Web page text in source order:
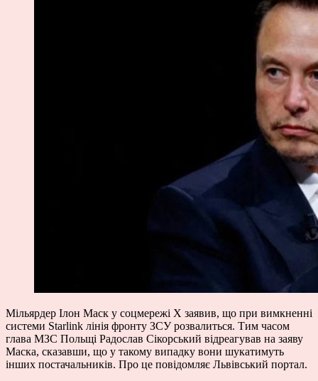
Мільярдер Ілон Маск у соцмережі X заявив, що при вимкненні
системи Starlink лінія фронту ЗСУ розвалиться. Тим часом
глава МЗС Польщі Радослав Сікорський відреагував на заяву
Маска, сказавши, що у такому випадку вони шукатимуть
інших постачальників. Про це повідомляє Львівський портал.